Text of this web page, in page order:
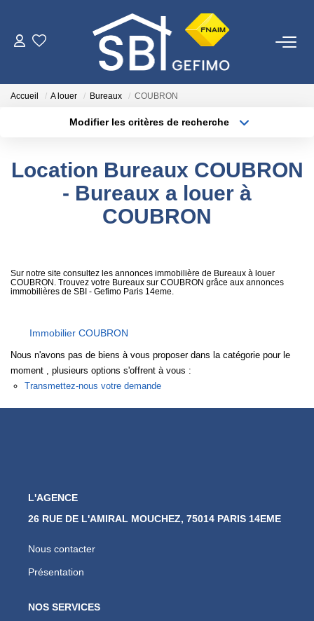
ACHETER
FAIRE GÉRER
Qui Sommes-Nous
Nous Rejoindre
CONTACT
Accueil A louer Bureaux COUBRON
Modifier les critères de recherche
Sélectionnez...
Type de bien
Surface min
Plus de critères
Location Bureaux COUBRON
- Bureaux a louer à
COUBRON
Sur notre site consultez les annonces immobilière de Bureaux à louer
COUBRON. Trouvez votre Bureaux sur COUBRON grâce aux annonces
immobilières de SBI - Gefimo Paris 14eme.
Immobilier COUBRON
Nous n'avons pas de biens à vous proposer dans la catégorie pour le
moment , plusieurs options s'offrent à vous :
Transmettez-nous votre demande
L'AGENCE
26 RUE DE L'AMIRAL MOUCHEZ, 75014 PARIS 14EME
Nous contacter
Présentation
NOS SERVICES